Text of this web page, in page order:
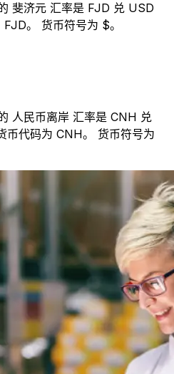
斐济元 汇率是 FJD 兑 USD
。 货币符号为 $。
人民币离岸 汇率是 CNH 兑
币代码为 CNH。 货币符号为